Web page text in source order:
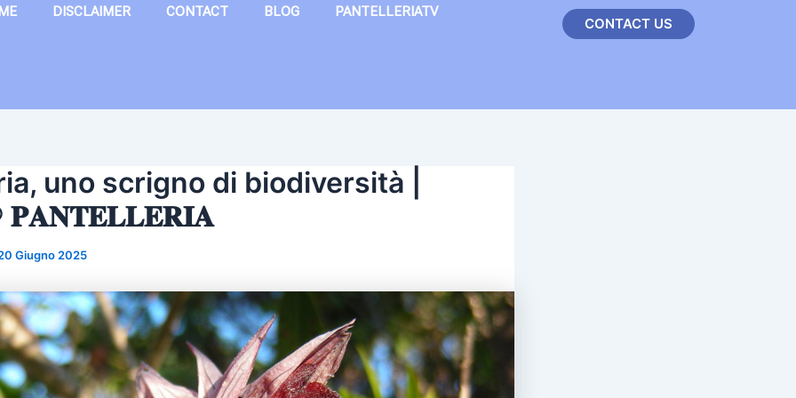
DISCLAIMER CONTACT BLOG PANTELLERIATV
CONTACT US
uno scrigno di biodiversità |
𝐏𝐀𝐍𝐓𝐄𝐋𝐋𝐄𝐑𝐈𝐀
Giugno 2025